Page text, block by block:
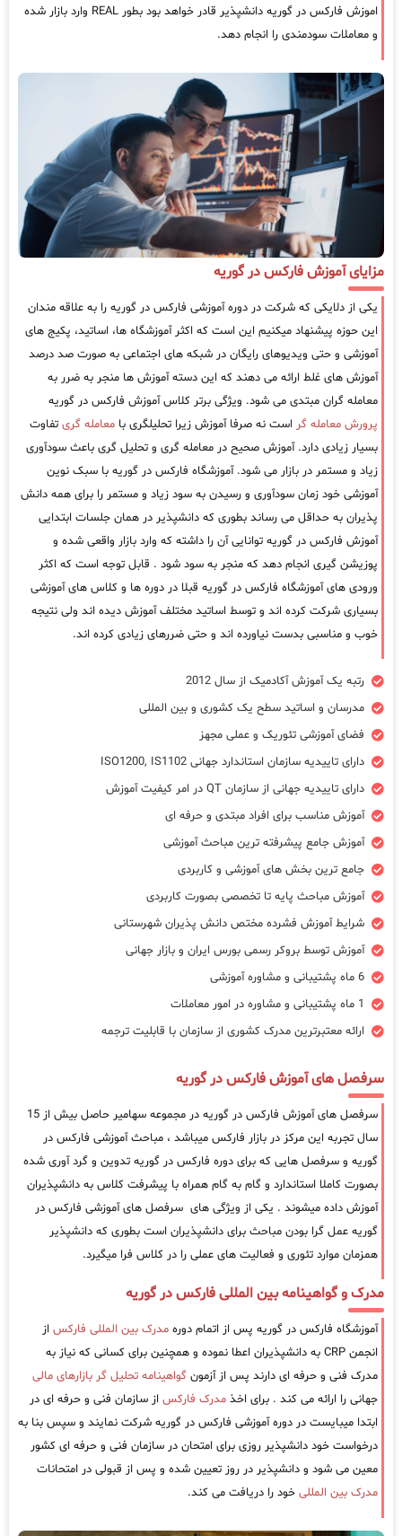
اموزش فارکس در گوریه دانشپذیر قادر خواهد بود بطور REAL وارد بازار شده
و معاملات سودمندی را انجام دهد.
مزایای آموزش فارکس در گوریه
یکی از دلایکی که شرکت در دوره آموزشی فارکس در گوریه را به علاقه مندان
این حوزه پیشنهاد میکنیم این است که اکثر آموزشگاه ها، اساتید، پکیج های
آموزشی و حتی ویدیوهای رایگان در شبکه های اجتماعی به صورت صد درصد
آموزش های غلط ارائه می دهند که این دسته آموزش ها منجر به ضرر به
معامله گران مبتدی می شود. ویژگی برتر کلاس آموزش فارکس در گوریه
پرورش معامله گر است نه صرفا آموزش زیرا تحلیلگری با معامله گری تفاوت
بسیار زیادی دارد. آموزش صحیح در معامله گری و تحلیل گری باعث سودآوری
زیاد و مستمر در بازار می شود. آموزشگاه فارکس در گوریه با سبک نوین
آموزشی خود زمان سودآوری و رسیدن به سود زیاد و مستمر را برای همه دانش
پذیران به حداقل می رساند بطوری که دانشپذیر در همان جلسات ابتدایی
آموزش فارکس در گوریه توانایی آن را داشته که وارد بازار واقعی شده و
پوزیشن گیری انجام دهد که منجر به سود شود . قابل توجه است که اکثر
ورودی های آموزشگاه فارکس در گوریه قبلا در دوره ها و کلاس های آموزشی
بسیاری شرکت کرده اند و توسط اساتید مختلف آموزش دیده اند ولی نتیجه
خوب و مناسبی بدست نیاورده اند و حتی ضررهای زیادی کرده اند.
رتبه یک آموزش آکادمیک از سال 2012
مدرسان و اساتید سطح یک کشوری و بین المللی
فضای آموزشی تئوریک و عملی مجهز
دارای تاییدیه سازمان استاندارد جهانی ISO1200, IS1102
دارای تاییدیه جهانی از سازمان QT در امر کیفیت آموزش
آموزش مناسب برای افراد مبتدی و حرفه ای
آموزش جامع پیشرفته ترین مباحث آموزشی
جامع ترین بخش های آموزشی و کاربردی
آموزش مباحث پایه تا تخصصی بصورت کاربردی
شرایط آموزش فشرده مختص دانش پذیران شهرستانی
آموزش توسط بروکر رسمی بورس ایران و بازار جهانی
6 ماه پشتیبانی و مشاوره آموزشی
1 ماه پشتیبانی و مشاوره در امور معاملات
ارائه معتبرترین مدرک کشوری از سازمان با قابلیت ترجمه
سرفصل های آموزش فارکس در گوریه
سرفصل های آموزش فارکس در گوریه در مجموعه سهامیر حاصل بیش از 15
سال تجربه این مرکز در بازار فارکس میباشد ، مباحث آموزشی فارکس در
گوریه و سرفصل هایی که برای دوره فارکس در گوریه تدوین و گرد آوری شده
بصورت کاملا استاندارد و گام به گام همراه با پیشرفت کلاس به دانشپذیران
آموزش داده میشوند . یکی از ویژگی های سرفصل های آموزشی فارکس در
گوریه عمل گرا بودن مباحث برای دانشپذیران است بطوری که دانشپذیر
همزمان موارد تئوری و فعالیت های عملی را در کلاس فرا میگیرد.
مدرک و گواهینامه بین المللی فارکس در گوریه
آموزشگاه فارکس در گوریه پس از اتمام دوره مدرک بین المللی فارکس از
انجمن CRP به دانشپذیران اعطا نموده و همچنین برای کسانی که نیاز به
مدرک فنی و حرفه ای دارند پس از آزمون گواهینامه تحلیل گر بازارهای مالی
جهانی را ارائه می کند . برای اخذ مدرک فارکس از سازمان فنی و حرفه ای در
ابتدا میبایست در دوره آموزشی فارکس در گوریه شرکت نمایند و سپس بنا به
درخواست خود دانشپذیر روزی برای امتحان در سازمان فنی و حرفه ای کشور
معین می شود و دانشپذیر در روز تعیین شده و پس از قبولی در امتحانات
مدرک بین المللی خود را دریافت می کند.